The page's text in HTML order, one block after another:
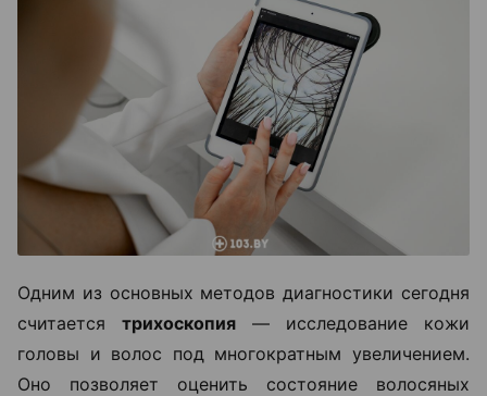
Одним из основных методов диагностики сегодня
считается трихоскопия — исследование кожи
головы и волос под многократным увеличением.
Оно позволяет оценить состояние волосяных